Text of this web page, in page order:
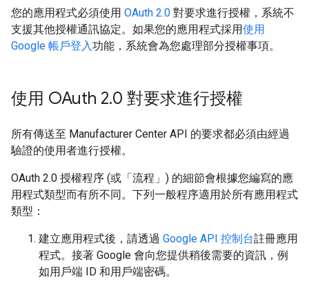
您的應用程式必須使用 OAuth 2.0 對要求進行授權，系統不
支援其他授權通訊協定。如果您的應用程式採用使用
Google 帳戶登入功能，系統會為您處理部分授權事項。
使用 OAuth 2.0 對要求進行授權
所有傳送至 Manufacturer Center API 的要求都必須由經過
驗證的使用者進行授權。
OAuth 2.0 授權程序 (或「流程」) 的細節會根據您編寫的應
用程式類型而有所不同。下列一般程序適用於所有應用程式
類型：
建立應用程式後，請透過 Google API 控制台註冊應用
程式。接著 Google 會向您提供稍後需要的資訊，例
如用戶端 ID 和用戶端密碼。